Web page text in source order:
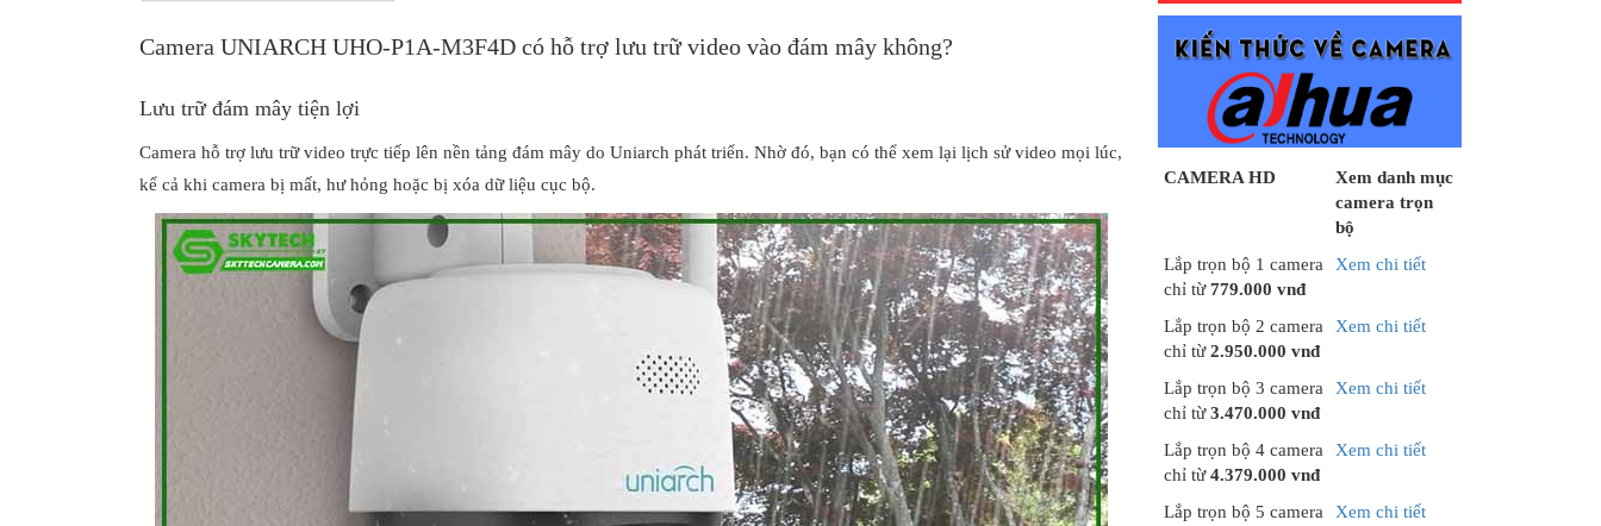
Camera UNIARCH UHO-P1A-M3F4D có hỗ trợ lưu trữ video vào đám mây không?
Lưu trữ đám mây tiện lợi
Camera hỗ trợ lưu trữ video trực tiếp lên nền tảng đám mây do Uniarch phát triển. Nhờ đó, bạn có thể xem lại lịch sử video mọi lúc,
kể cả khi camera bị mất, hư hỏng hoặc bị xóa dữ liệu cục bộ.
CAMERA HD
Xem danh mục
camera trọn
bộ
Lắp trọn bộ 1 camera
chỉ từ779.000 vnđ
Xem chi tiết
Lắp trọn bộ 2 camera
chỉ từ2.950.000 vnđ
Xem chi tiết
Lắp trọn bộ 3 camera
chỉ từ3.470.000 vnđ
Xem chi tiết
Lắp trọn bộ 4 camera
chỉ từ4.379.000 vnđ
Xem chi tiết
Lắp trọn bộ 5 camera
Xem chi tiết